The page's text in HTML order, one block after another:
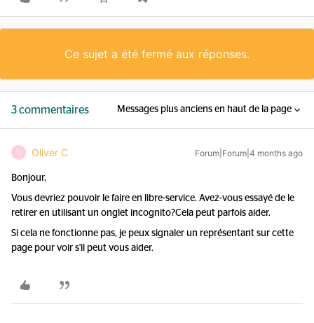
Ce sujet a été fermé aux réponses.
3 commentaires Messages plus anciens en haut de la page
O Oliver C Forum|Forum|4 months ago
Bonjour,
Vous devriez pouvoir le faire en libre-service. Avez-vous essayé de le
retirer en utilisant un onglet incognito?Cela peut parfois aider.
Si cela ne fonctionne pas, je peux signaler un représentant sur cette
page pour voir s'il peut vous aider.